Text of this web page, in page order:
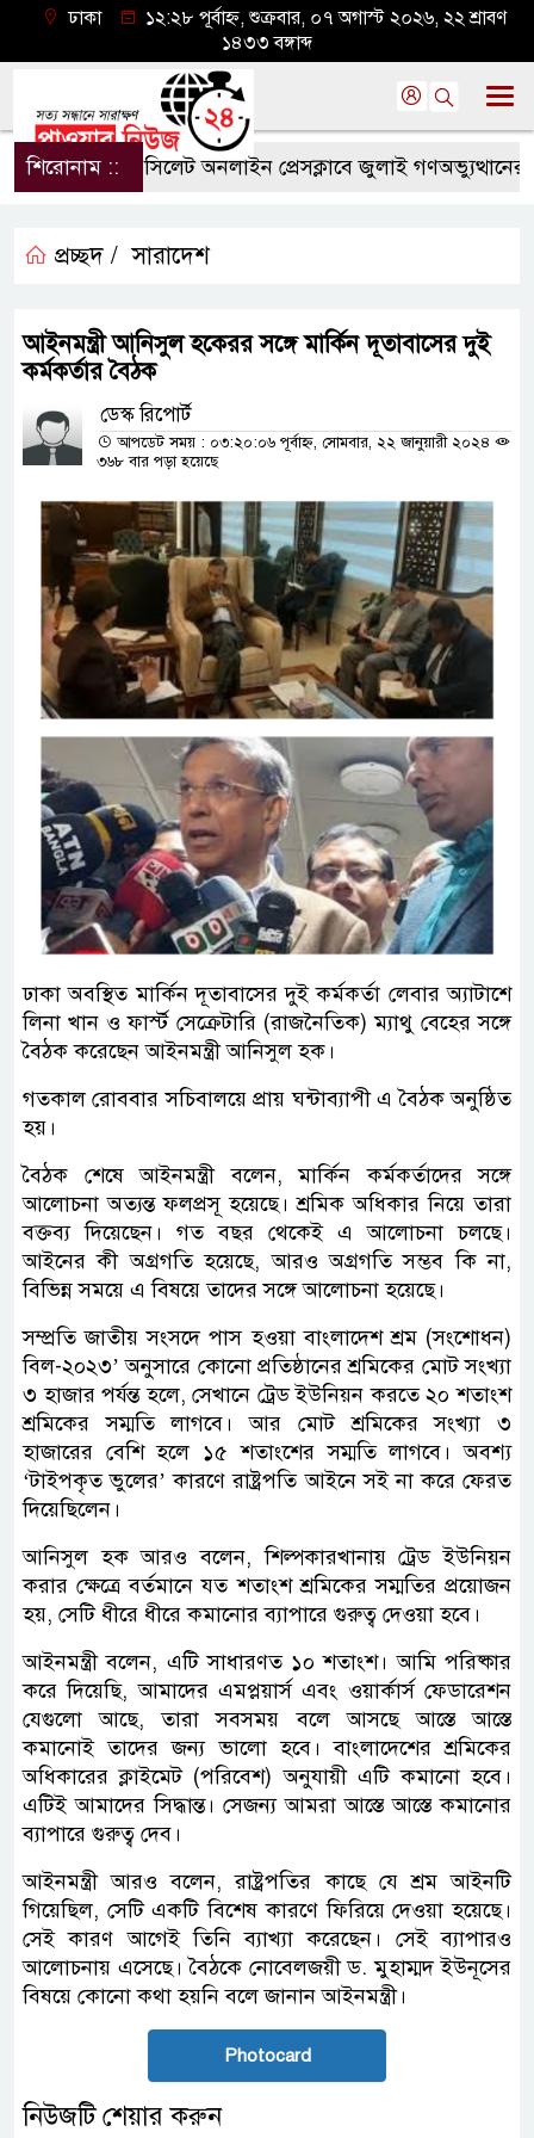
ঢাকা
১২:২৮ পূর্বাহ্ন, শুক্রবার, ০৭ অগাস্ট ২০২৬, ২২ শ্রাবণ
১৪৩৩ বঙ্গাব্দ
শিরোনাম ::সিলেট অনলাইন প্রেসক্লাবে জুলাই গণঅভ্যুত্থানের
প্রচ্ছদ / সারাদেশ
আইনমন্ত্রী আনিসুল হকেরর সঙ্গে মার্কিন দূতাবাসের দুই
কর্মকর্তার বৈঠক
ডেস্ক রিপোর্ট
আপডেট সময় : ০৩:২০:০৬ পূর্বাহ্ন, সোমবার, ২২ জানুয়ারী ২০২৪
৩৬৮ বার পড়া হয়েছে
ঢাকা অবস্থিত মার্কিন দূতাবাসের দুই কর্মকর্তা লেবার অ্যাটাশে
লিনা খান ও ফার্স্ট সেক্রেটারি (রাজনৈতিক) ম্যাথু বেহের সঙ্গে
বৈঠক করেছেন আইনমন্ত্রী আনিসুল হক।
গতকাল রোববার সচিবালয়ে প্রায় ঘন্টাব্যাপী এ বৈঠক অনুষ্ঠিত
হয়।
বৈঠক শেষে আইনমন্ত্রী বলেন, মার্কিন কর্মকর্তাদের সঙ্গে
আলোচনা অত্যন্ত ফলপ্রসূ হয়েছে। শ্রমিক অধিকার নিয়ে তারা
বক্তব্য দিয়েছেন। গত বছর থেকেই এ আলোচনা চলছে।
আইনের কী অগ্রগতি হয়েছে, আরও অগ্রগতি সম্ভব কি না,
বিভিন্ন সময়ে এ বিষয়ে তাদের সঙ্গে আলোচনা হয়েছে।
সম্প্রতি জাতীয় সংসদে পাস হওয়া বাংলাদেশ শ্রম (সংশোধন)
বিল-২০২৩’ অনুসারে কোনো প্রতিষ্ঠানের শ্রমিকের মোট সংখ্যা
৩ হাজার পর্যন্ত হলে, সেখানে ট্রেড ইউনিয়ন করতে ২০ শতাংশ
শ্রমিকের সম্মতি লাগবে। আর মোট শ্রমিকের সংখ্যা ৩
হাজারের বেশি হলে ১৫ শতাংশের সম্মতি লাগবে। অবশ্য
‘টাইপকৃত ভুলের’ কারণে রাষ্ট্রপতি আইনে সই না করে ফেরত
দিয়েছিলেন।
আনিসুল হক আরও বলেন, শিল্পকারখানায় ট্রেড ইউনিয়ন
করার ক্ষেত্রে বর্তমানে যত শতাংশ শ্রমিকের সম্মতির প্রয়োজন
হয়, সেটি ধীরে ধীরে কমানোর ব্যাপারে গুরুত্ব দেওয়া হবে।
আইনমন্ত্রী বলেন, এটি সাধারণত ১০ শতাংশ। আমি পরিষ্কার
করে দিয়েছি, আমাদের এমপ্লয়ার্স এবং ওয়ার্কার্স ফেডারেশন
যেগুলো আছে, তারা সবসময় বলে আসছে আস্তে আস্তে
কমানোই তাদের জন্য ভালো হবে। বাংলাদেশের শ্রমিকের
অধিকারের ক্লাইমেট (পরিবেশ) অনুযায়ী এটি কমানো হবে।
এটিই আমাদের সিদ্ধান্ত। সেজন্য আমরা আস্তে আস্তে কমানোর
ব্যাপারে গুরুত্ব দেব।
আইনমন্ত্রী আরও বলেন, রাষ্ট্রপতির কাছে যে শ্রম আইনটি
গিয়েছিল, সেটি একটি বিশেষ কারণে ফিরিয়ে দেওয়া হয়েছে।
সেই কারণ আগেই তিনি ব্যাখ্যা করেছেন। সেই ব্যাপারও
আলোচনায় এসেছে। বৈঠকে নোবেলজয়ী ড. মুহাম্মদ ইউনূসের
বিষয়ে কোনো কথা হয়নি বলে জানান আইনমন্ত্রী।
Photocard
নিউজটি শেয়ার করুন